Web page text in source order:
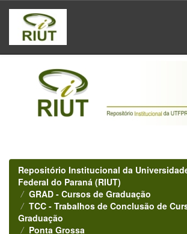
Skip
navigation
Repositório Institucional da
Federal do Paraná (RIUT)
GRAD - Cursos de Graduação
TCC - Trabalhos de Conclusão de
Graduação
Ponta Grossa